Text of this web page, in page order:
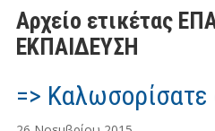
Αρχείο ετικέτας
ΕΚΠΑΙΔΕΥΣΗ
=>